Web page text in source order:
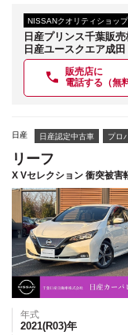
NISSANクオリティショップ
日産プリンス千葉販
日産ユースクエア成田
販売店に
電話する（無
日産 日産認定中古車 プロ
リーフ
X Vセレクション 衝突被害
年式
2021(R03)年